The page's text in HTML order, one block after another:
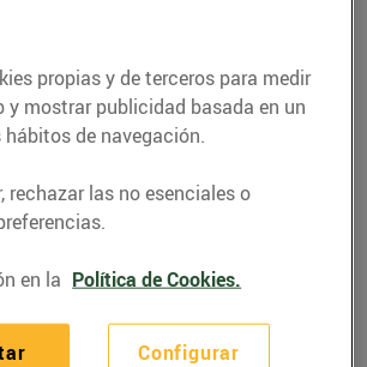
propias y de terceros para medir
y mostrar publicidad basada en un
de navegación.
rechazar las no esenciales o
en la Política de Cookies.
Configurar